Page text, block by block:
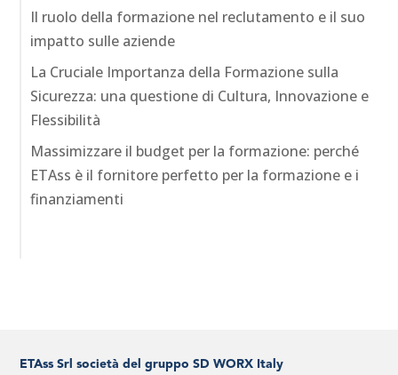
Il ruolo della formazione nel reclutamento e il suo
impatto sulle aziende
La Cruciale Importanza della Formazione sulla
Sicurezza: una questione di Cultura, Innovazione e
Flessibilità
Massimizzare il budget per la formazione: perché
ETAss è il fornitore perfetto per la formazione e i
finanziamenti
ETAss Srl società del gruppo SD WORX Italy